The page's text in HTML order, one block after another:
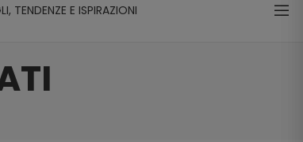
TENDENZE E ISPIRAZIONI